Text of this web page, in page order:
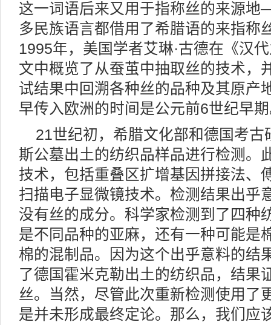
这一词语后来又用于指称丝的来源
多民族语言都借用了希腊语的来指称
1995年，美国学者艾琳·古德在《汉
文中概览了从蚕茧中抽取丝的技术，
试结果中回溯各种丝的品种及其原产
早传入欧洲的时间是公元前6世纪早
21世纪初，希腊文化部和德国考古
斯公墓出土的纺织品样品进行检测。
技术，包括重叠区扩增基因拼接法、
扫描电子显微镜技术。检测结果出
没有丝的成分。科学家检测到了四种
是不同品种的亚麻，还有一种可能是
棉的混制品。因为这个出乎意料的结
了德国霍米克勒出土的纺织品，结果
丝。当然，尽管此次重新检测使用了
是并未形成最终定论。那么，我们应